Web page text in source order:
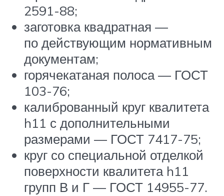
2591-88;
заготовка квадратная —
по действующим нормативным
документам;
горячекатаная полоса — ГОСТ
103-76;
калиброванный круг квалитета
h11 с дополнительными
размерами — ГОСТ 7417-75;
круг со специальной отделкой
поверхности квалитета h11
групп В и Г — ГОСТ 14955-77.